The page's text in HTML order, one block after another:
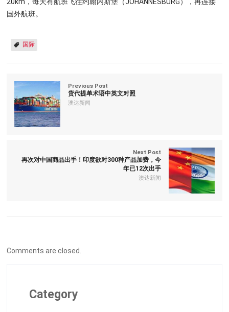
20km，每天有航班飞往约翰内斯堡（JOHANNESBURG），再连接
国外航班。
国际
Previous Post
货代提单术语中英文对照
澳达新闻
Next Post
再次对中国商品出手！印度欲对300种产品加费，今
年已12次出手
澳达新闻
Comments are closed.
Category